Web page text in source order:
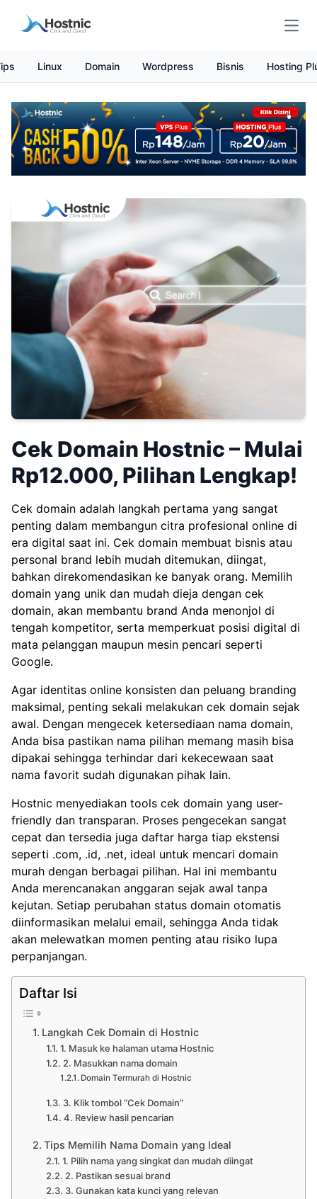
Linux Domain Wordpress Bisnis Hosting
Cek Domain Hostnic – Mulai
Rp12.000, Pilihan Lengkap!
Cek domain adalah langkah pertama yang sangat
penting dalam membangun citra profesional online di
era digital saat ini. Cek domain membuat bisnis atau
personal brand lebih mudah ditemukan, diingat,
bahkan direkomendasikan ke banyak orang. Memilih
domain yang unik dan mudah dieja dengan cek
domain, akan membantu brand Anda menonjol di
tengah kompetitor, serta memperkuat posisi digital di
mata pelanggan maupun mesin pencari seperti
Google.
Agar identitas online konsisten dan peluang branding
maksimal, penting sekali melakukan cek domain sejak
awal. Dengan mengecek ketersediaan nama domain,
Anda bisa pastikan nama pilihan memang masih bisa
dipakai sehingga terhindar dari kekecewaan saat
nama favorit sudah digunakan pihak lain.
Hostnic menyediakan tools cek domain yang user-
friendly dan transparan. Proses pengecekan sangat
cepat dan tersedia juga daftar harga tiap ekstensi
seperti .com, .id, .net, ideal untuk mencari domain
murah dengan berbagai pilihan. Hal ini membantu
Anda merencanakan anggaran sejak awal tanpa
kejutan. Setiap perubahan status domain otomatis
diinformasikan melalui email, sehingga Anda tidak
akan melewatkan momen penting atau risiko lupa
perpanjangan.
Daftar Isi
Langkah Cek Domain di Hostnic
1. Masuk ke halaman utama Hostnic
2. Masukkan nama domain
Domain Termurah di Hostnic
3. Klik tombol “Cek Domain”
4. Review hasil pencarian
Tips Memilih Nama Domain yang Ideal
1. Pilih nama yang singkat dan mudah diingat
2. Pastikan sesuai brand
3. Gunakan kata kunci yang relevan